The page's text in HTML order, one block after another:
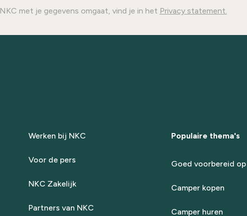
met je gegevens omgaat, vind je in het Privacy statement.
Werken bij NKC
Voor de pers
NKC Zakelijk
Partners van NKC
Populaire thema's
Goed voorbereid
Camper kopen
Camper huren